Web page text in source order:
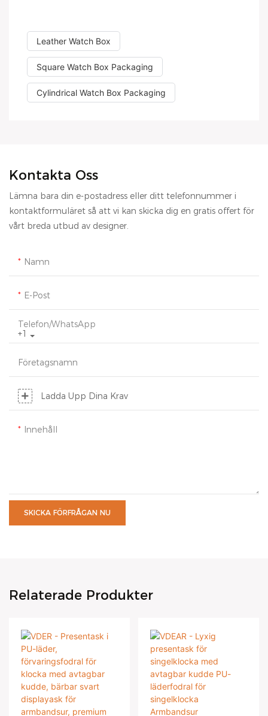
Leather Watch Box
Square Watch Box Packaging
Cylindrical Watch Box Packaging
Kontakta Oss
Lämna bara din e-postadress eller ditt telefonnummer i
kontaktformuläret så att vi kan skicka dig en gratis offert för
vårt breda utbud av designer.
Namn
E-Post
+1
Telefon/whatsApp
Företagsnamn
Ladda Upp Dina Krav
Innehåll
SKICKA FÖRFRÅGAN NU
Relaterade Produkter